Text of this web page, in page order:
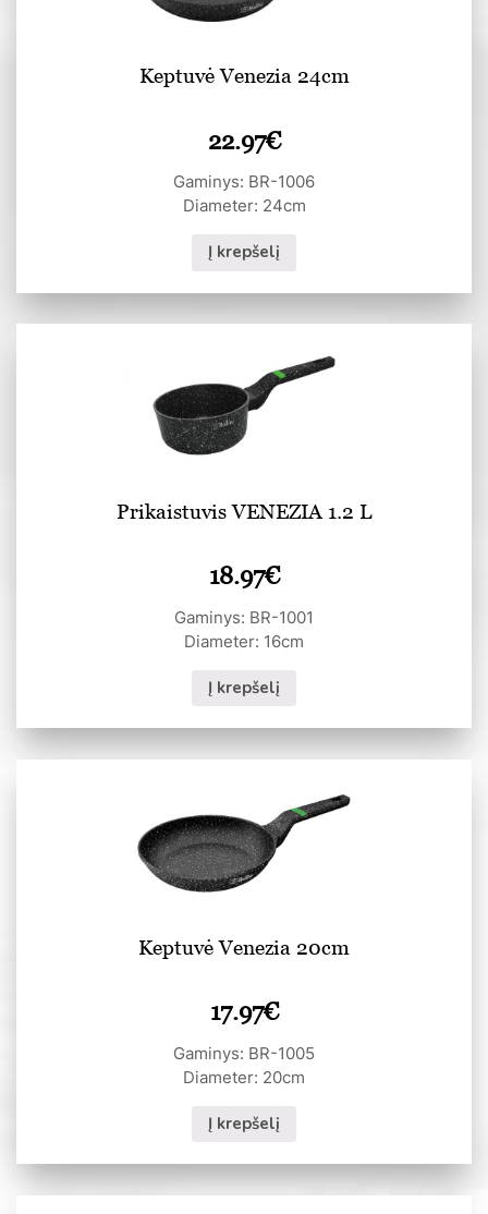
Keptuvė Venezia 24cm
22.97€
Gaminys: BR-1006
Diameter: 24cm
Į krepšelį
Prikaistuvis VENEZIA 1.2 L
18.97€
Gaminys: BR-1001
Diameter: 16cm
Į krepšelį
Keptuvė Venezia 20cm
17.97€
Gaminys: BR-1005
Diameter: 20cm
Į krepšelį